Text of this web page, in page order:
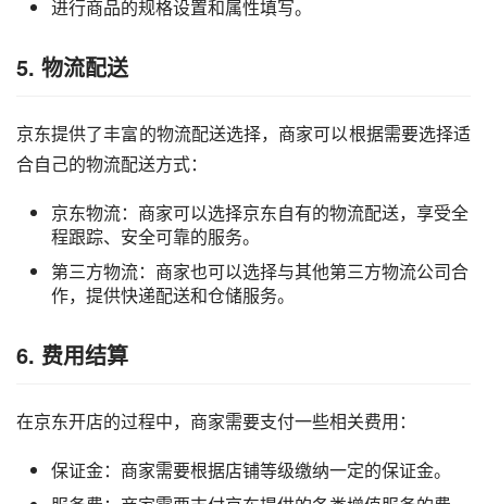
进行商品的规格设置和属性填写。
5. 物流配送
京东提供了丰富的物流配送选择，商家可以根据需要选择适
合自己的物流配送方式：
京东物流：商家可以选择京东自有的物流配送，享受全
程跟踪、安全可靠的服务。
第三方物流：商家也可以选择与其他第三方物流公司合
作，提供快递配送和仓储服务。
6. 费用结算
在京东开店的过程中，商家需要支付一些相关费用：
保证金：商家需要根据店铺等级缴纳一定的保证金。